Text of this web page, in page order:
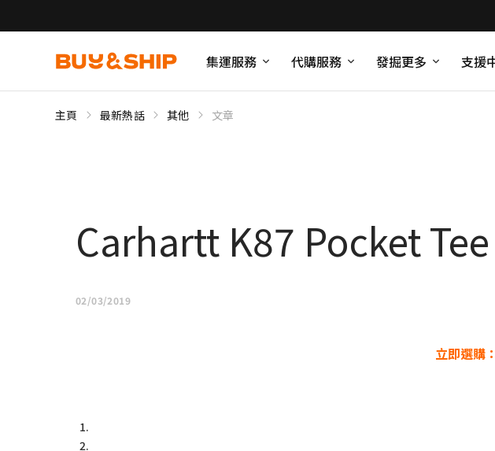
集運服務 代購服務 發掘更多 支援
主頁 最新熱話 其他 文章
Carhartt K87 Pocket
02/03/2019
立即選購：